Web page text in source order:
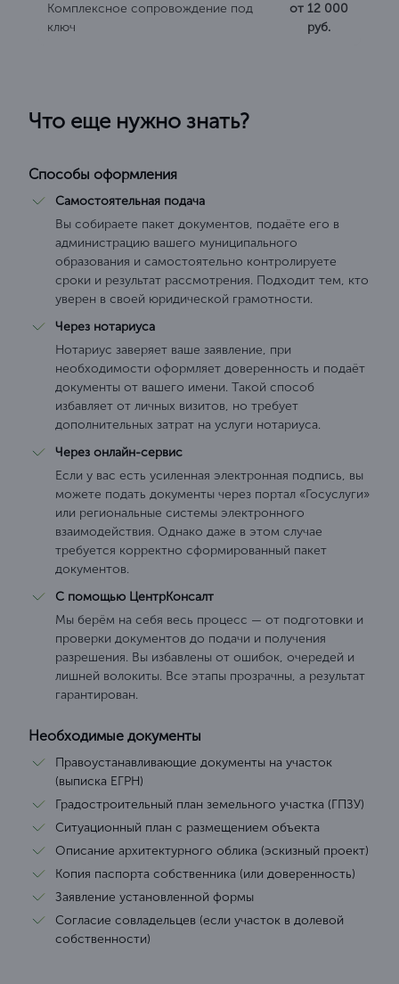
Комплексное сопровождение под
ключ
от 12 000
руб.
Что еще нужно знать?
Способы оформления
Самостоятельная подача
Вы собираете пакет документов, подаёте его в
администрацию вашего муниципального
образования и самостоятельно контролируете
сроки и результат рассмотрения. Подходит тем, кто
уверен в своей юридической грамотности.
Через нотариуса
Нотариус заверяет ваше заявление, при
необходимости оформляет доверенность и подаёт
документы от вашего имени. Такой способ
избавляет от личных визитов, но требует
дополнительных затрат на услуги нотариуса.
Через онлайн-сервис
Если у вас есть усиленная электронная подпись, вы
можете подать документы через портал «Госуслуги»
или региональные системы электронного
взаимодействия. Однако даже в этом случае
требуется корректно сформированный пакет
документов.
С помощью ЦентрКонсалт
Мы берём на себя весь процесс — от подготовки и
проверки документов до подачи и получения
разрешения. Вы избавлены от ошибок, очередей и
лишней волокиты. Все этапы прозрачны, а результат
гарантирован.
Необходимые документы
Правоустанавливающие документы на участок
(выписка ЕГРН)
Градостроительный план земельного участка (ГПЗУ)
Ситуационный план с размещением объекта
Описание архитектурного облика (эскизный проект)
Копия паспорта собственника (или доверенность)
Заявление установленной формы
Согласие совладельцев (если участок в долевой
собственности)